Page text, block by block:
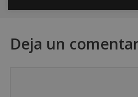
Deja un